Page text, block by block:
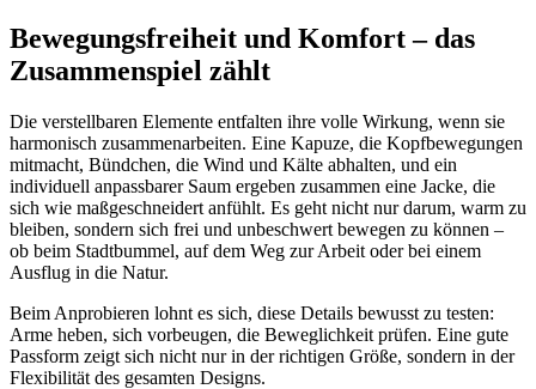
Bewegungsfreiheit und Komfort – das
Zusammenspiel zählt
Die verstellbaren Elemente entfalten ihre volle Wirkung, wenn sie
harmonisch zusammenarbeiten. Eine Kapuze, die Kopfbewegungen
mitmacht, Bündchen, die Wind und Kälte abhalten, und ein
individuell anpassbarer Saum ergeben zusammen eine Jacke, die
sich wie maßgeschneidert anfühlt. Es geht nicht nur darum, warm zu
bleiben, sondern sich frei und unbeschwert bewegen zu können –
ob beim Stadtbummel, auf dem Weg zur Arbeit oder bei einem
Ausflug in die Natur.
Beim Anprobieren lohnt es sich, diese Details bewusst zu testen:
Arme heben, sich vorbeugen, die Beweglichkeit prüfen. Eine gute
Passform zeigt sich nicht nur in der richtigen Größe, sondern in der
Flexibilität des gesamten Designs.